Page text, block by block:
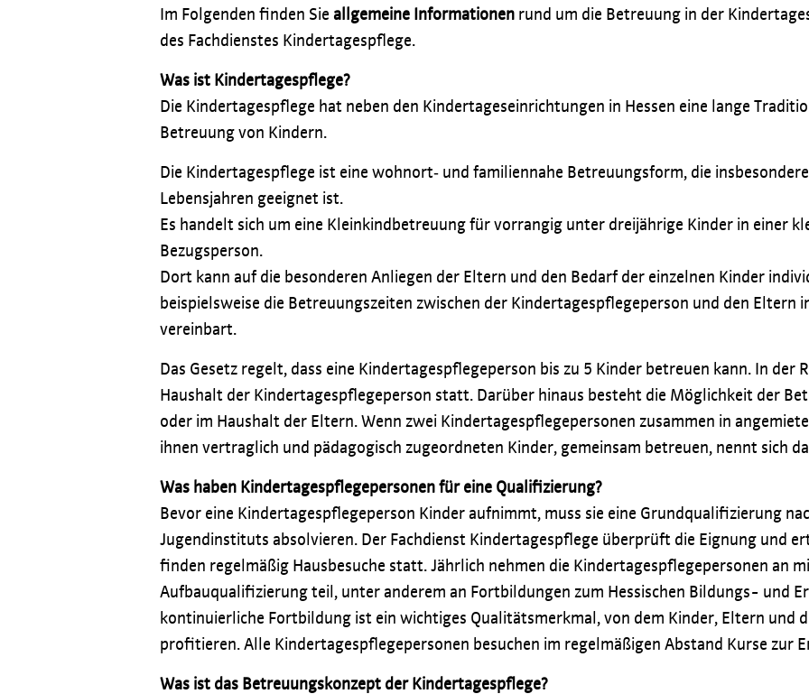
Im Folgenden finden Sie allgemeine Informationen rund um die Betreuung in der
des Fachdienstes Kindertagespflege.
Was ist Kindertagespflege?
Die Kindertagespflege hat neben den Kindertageseinrichtungen in Hessen eine lange
Betreuung von Kindern.
Die Kindertagespflege ist eine wohnort‐ und familiennahe Betreuungsform, die
Lebensjahren geeignet ist.
Es handelt sich um eine Kleinkindbetreuung für vorrangig unter dreijährige Kinder in einer
Bezugsperson.
Dort kann auf die besonderen Anliegen der Eltern und den Bedarf der einzelnen Kinder
beispielsweise die Betreuungszeiten zwischen der Kindertagespflegeperson und den Eltern
vereinbart.
Das Gesetz regelt, dass eine Kindertagespflegeperson bis zu 5 Kinder betreuen kann. In der
Haushalt der Kindertagespflegeperson statt. Darüber hinaus besteht die Möglichkeit der
oder im Haushalt der Eltern. Wenn zwei Kindertagespflegepersonen zusammen in
ihnen vertraglich und pädagogisch zugeordneten Kinder, gemeinsam betreuen, nennt sich
Was haben Kindertagespflegepersonen für eine Qualifizierung?
Bevor eine Kindertagespflegeperson Kinder aufnimmt, muss sie eine Grundqualifizierung
Jugendinstituts absolvieren. Der Fachdienst Kindertagespflege überprüft die Eignung und
finden regelmäßig Hausbesuche statt. Jährlich nehmen die Kindertagespflegepersonen an
Aufbauqualifizierung teil, unter anderem an Fortbildungen zum Hessischen Bildungs- und
kontinuierliche Fortbildung ist ein wichtiges Qualitätsmerkmal, von dem Kinder, Eltern und
profitieren. Alle Kindertagespflegepersonen besuchen im regelmäßigen Abstand Kurse zur
Was ist das Betreuungskonzept der Kindertagespflege?